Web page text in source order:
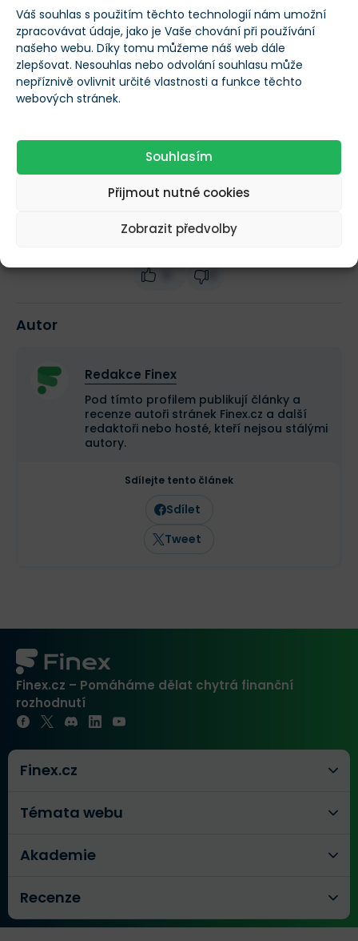
Váš souhlas s použitím těchto technologií nám umožní
zpracovávat údaje, jako je Vaše chování při používání
našeho webu. Díky tomu můžeme náš web dále
zlepšovat. Nesouhlas nebo odvolání souhlasu může
nepříznivě ovlivnit určité vlastnosti a funkce těchto
webových stránek.
Souhlasím
Přijmout nutné cookies
Zobrazit předvolby
Nenápadný evropský gigant zvyšuje
dividendu už 25 let. Je akcie po propadu
konečně levná?
VLADIMÍR RŮŽIČKA- PŘED 2 DNY
Další novinky
Více informací o RUB/EUR
Autor
Redakce Finex
Pod tímto profilem publikují články a
recenze autoři stránek Finex.cz a další
redaktoři nebo hosté, kteří nejsou stálými
autory.
Sdílejte tento článek
Sdílet
Tweet
Finex.cz – Pomáháme dělat chytrá finanční
rozhodnutí
Finex.cz
Témata webu
Akademie
Recenze